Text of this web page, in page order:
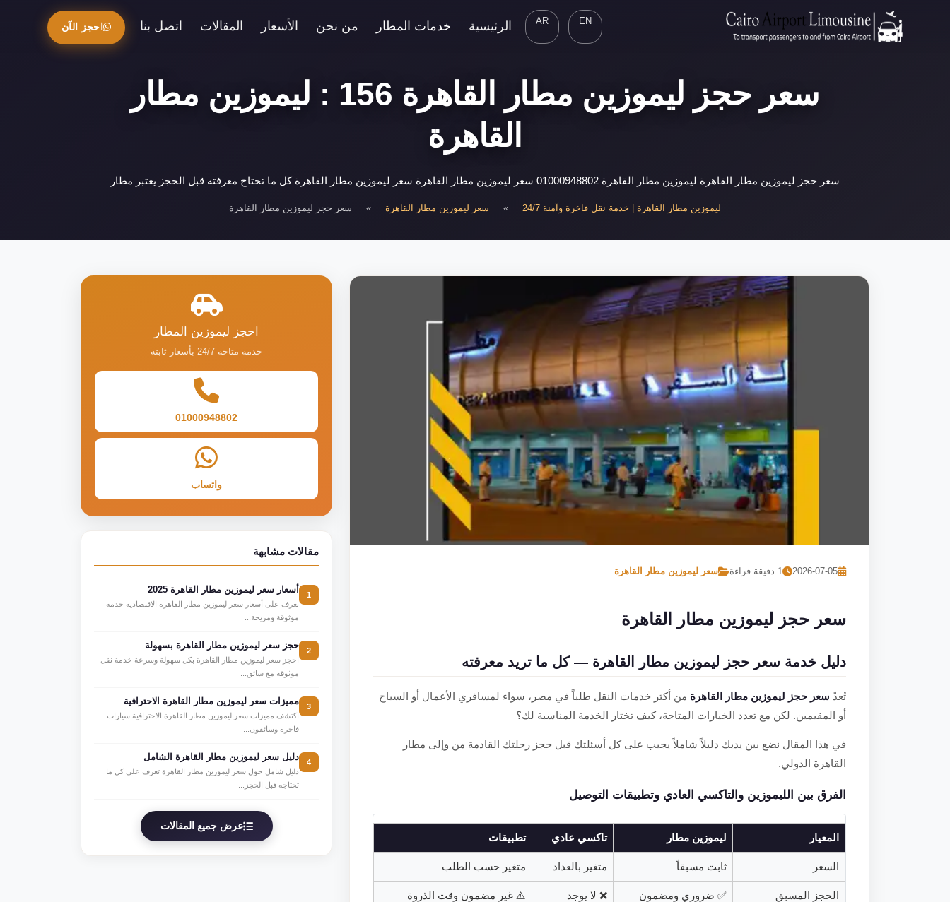
EN
AR الرئيسية خدمات المطار من نحن الأسعار المقالات اتصل بنا احجز الآن
سعر حجز ليموزين مطار القاهرة 156 : ليموزين مطار
القاهرة
سعر حجز ليموزين مطار القاهرة ليموزين مطار القاهرة 01000948802 سعر ليموزين مطار القاهرة سعر ليموزين مطار القاهرة كل ما تحتاج معرفته قبل الحجز يعتبر مطار
ليموزين مطار القاهرة | خدمة نقل فاخرة وآمنة 24/7 » سعر ليموزين مطار القاهرة » سعر حجز ليموزين مطار القاهرة
2026-07-05 1 دقيقة قراءة سعر ليموزين مطار القاهرة
سعر حجز ليموزين مطار القاهرة
دليل خدمة سعر حجز ليموزين مطار القاهرة — كل ما تريد معرفته
تُعدّ سعر حجز ليموزين مطار القاهرة من أكثر خدمات النقل طلباً في مصر، سواء لمسافري الأعمال أو السياح
أو المقيمين. لكن مع تعدد الخيارات المتاحة، كيف تختار الخدمة المناسبة لك؟
في هذا المقال نضع بين يديك دليلاً شاملاً يجيب على كل أسئلتك قبل حجز رحلتك القادمة من وإلى مطار
القاهرة الدولي.
الفرق بين الليموزين والتاكسي العادي وتطبيقات التوصيل
المعيار ليموزين مطار تاكسي عادي تطبيقات
السعر ثابت مسبقاً متغير بالعداد متغير حسب الطلب
الحجز المسبق ✅ ضروري ومضمون ❌ لا يوجد ⚠️ غير مضمون وقت الذروة
احجز ليموزين المطار
خدمة متاحة 24/7 بأسعار ثابتة
01000948802
واتساب
مقالات مشابهة
1 أسعار سعر ليموزين مطار القاهرة 2025
تعرف على أسعار سعر ليموزين مطار القاهرة الاقتصادية خدمة
موثوقة ومريحة...
2 حجز سعر ليموزين مطار القاهرة بسهولة
احجز سعر ليموزين مطار القاهرة بكل سهولة وسرعة خدمة نقل
موثوقة مع سائق...
3 مميزات سعر ليموزين مطار القاهرة الاحترافية
اكتشف مميزات سعر ليموزين مطار القاهرة الاحترافية سيارات
فاخرة وسائقون...
4 دليل سعر ليموزين مطار القاهرة الشامل
دليل شامل حول سعر ليموزين مطار القاهرة تعرف على كل ما
تحتاجه قبل الحجز...
عرض جميع المقالات